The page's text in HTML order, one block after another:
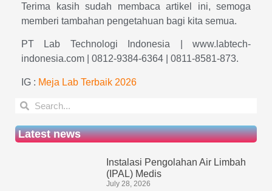
Terima kasih sudah membaca artikel ini, semoga
memberi tambahan pengetahuan bagi kita semua.
PT Lab Technologi Indonesia | www.labtech-
indonesia.com | 0812-9384-6364 | 0811-8581-873.
IG : Meja Lab Terbaik 2026
Latest news
Instalasi Pengolahan Air Limbah
(IPAL) Medis
July 28, 2026